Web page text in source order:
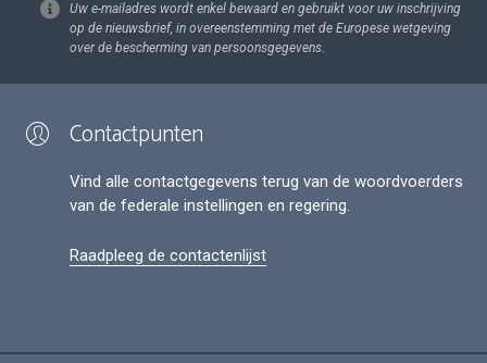
Uw e-mailadres wordt enkel bewaard en gebruikt voor uw inschrijving
op de nieuwsbrief, in overeenstemming met de Europese wetgeving
over de bescherming van persoonsgegevens.
Contactpunten
Vind alle contactgegevens terug van de woordvoerders
van de federale instellingen en regering.
Raadpleeg de contactenlijst